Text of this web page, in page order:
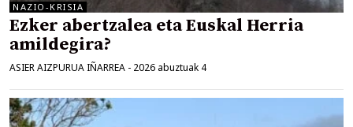
NAZIO-KRISIA
Ezker abertzalea eta Euskal Herria
amildegira?
ASIER AIZPURUA IÑARREA - 2026 abuztuak 4